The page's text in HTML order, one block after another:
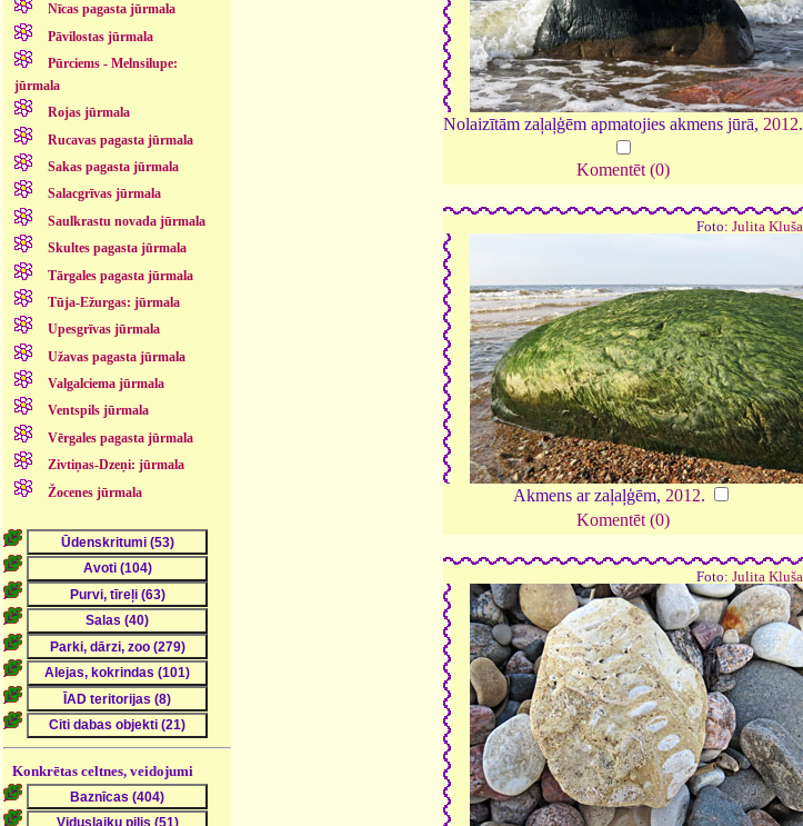
Nīcas pagasta jūrmala
Pāvilostas jūrmala
Pūrciems - Melnsilupe:
jūrmala
Rojas jūrmala
Rucavas pagasta jūrmala
Sakas pagasta jūrmala
Salacgrīvas jūrmala
Saulkrastu novada jūrmala
Skultes pagasta jūrmala
Tārgales pagasta jūrmala
Tūja-Ežurgas: jūrmala
Upesgrīvas jūrmala
Užavas pagasta jūrmala
Valgalciema jūrmala
Ventspils jūrmala
Vērgales pagasta jūrmala
Zivtiņas-Dzeņi: jūrmala
Žocenes jūrmala
Konkrētas celtnes, veidojumi
Nolaizītām zaļaļģēm apmatojies akmens jūrā, 2012.
Komentēt (0)
Foto: Julita Kluša
Akmens ar zaļaļģēm, 2012.
Komentēt (0)
Foto: Julita Kluša